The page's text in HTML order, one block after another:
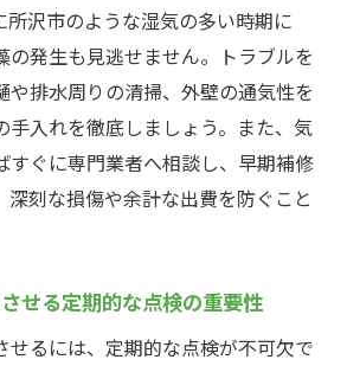
所沢市のような湿気の多い時期に
の発生も見逃せません。トラブルを
や排水周りの清掃、外壁の通気性を
手入れを徹底しましょう。また、気
すぐに専門業者へ相談し、早期補修
深刻な損傷や余計な出費を防ぐこと
せる定期的な点検の重要性
せるには、定期的な点検が不可欠で